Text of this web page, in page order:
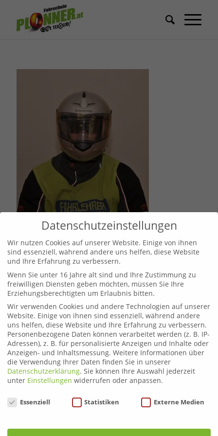
Leoben
Telefon: 03842 44254
Email:fahrschule.leoben@plonner.at
Liezen
Telefon:03612 21222
Email:fahrschule.liezen@plonner.at
Öffnungszeiten
Liezen: Montag bis Donnerstag: 9.00 – 12.00 und 13.00 –
Freitag: 9.00 – 12.00 und 13.00 – 15.00 Uhr
Datenschutzeinstellungen
Wir nutzen Cookies auf unserer Website. Einige von ihnen
sind essenziell, während andere uns helfen, diese Website
und Ihre Erfahrung zu verbessern.
Wenn Sie unter 16 Jahre alt sind und Ihre Zustimmung zu
freiwilligen Diensten geben möchten, müssen Sie Ihre
Erziehungsberechtigten um Erlaubnis bitten.
Wir verwenden Cookies und andere Technologien auf unserer
Website. Einige von ihnen sind essenziell, während andere
uns helfen, diese Website und Ihre Erfahrung zu verbessern.
Personenbezogene Daten können verarbeitet werden (z. B. IP-
Adressen), z. B. für personalisierte Anzeigen und Inhalte oder
Anzeigen- und Inhaltsmessung. Weitere Informationen über
die Verwendung Ihrer Daten finden Sie in unserer
Datenschutzerklärung. Sie können Ihre Auswahl jederzeit
unter Einstellungen widerrufen oder anpassen.
Datenschutzeinstellungen
Essenziell Statistiken Externe Medien